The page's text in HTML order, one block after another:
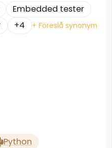
Embedded tester
+4 + Föreslå synonym
Python